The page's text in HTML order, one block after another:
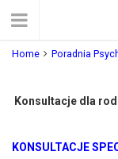
Home Poradnia
Konsultacje dla
KONSULTACJE